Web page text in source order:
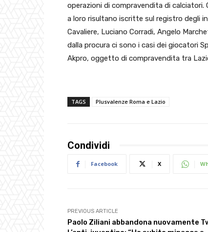
operazioni di compravendita di calciatori.
a loro risultano iscritte sul registro degli
Cavaliere, Luciano Corradi, Angelo
dalla procura ci sono i casi dei giocatori
Akpro, oggetto di compravendita tra
TAGS Plusvalenze Roma e Lazio
Condividi
Facebook X
PREVIOUS ARTICLE
Paolo Ziliani abbandona nuovamente